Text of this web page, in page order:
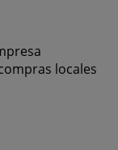
locales